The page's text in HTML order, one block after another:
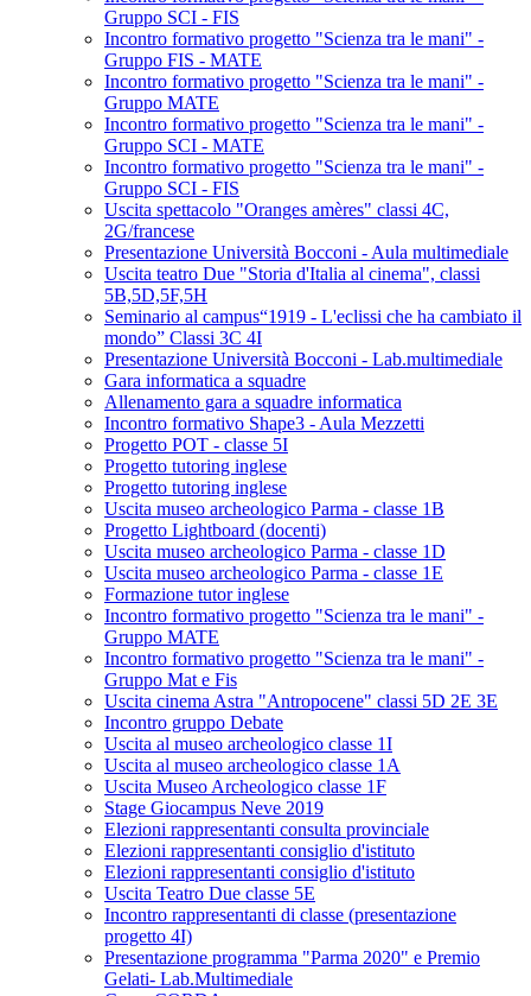
Gruppo SCI - FIS
Incontro formativo progetto "Scienza tra le mani" -
Gruppo FIS - MATE
Incontro formativo progetto "Scienza tra le mani" -
Gruppo MATE
Incontro formativo progetto "Scienza tra le mani" -
Gruppo SCI - MATE
Incontro formativo progetto "Scienza tra le mani" -
Gruppo SCI - FIS
Uscita spettacolo "Oranges amères" classi 4C,
2G/francese
Presentazione Università Bocconi - Aula multimediale
Uscita teatro Due "Storia d'Italia al cinema", classi
5B,5D,5F,5H
Seminario al campus“1919 - L'eclissi che ha cambiato il
mondo” Classi 3C 4I
Presentazione Università Bocconi - Lab.multimediale
Gara informatica a squadre
Allenamento gara a squadre informatica
Incontro formativo Shape3 - Aula Mezzetti
Progetto POT - classe 5I
Progetto tutoring inglese
Progetto tutoring inglese
Uscita museo archeologico Parma - classe 1B
Progetto Lightboard (docenti)
Uscita museo archeologico Parma - classe 1D
Uscita museo archeologico Parma - classe 1E
Formazione tutor inglese
Incontro formativo progetto "Scienza tra le mani" -
Gruppo MATE
Incontro formativo progetto "Scienza tra le mani" -
Gruppo Mat e Fis
Uscita cinema Astra "Antropocene" classi 5D 2E 3E
Incontro gruppo Debate
Uscita al museo archeologico classe 1I
Uscita al museo archeologico classe 1A
Uscita Museo Archeologico classe 1F
Stage Giocampus Neve 2019
Elezioni rappresentanti consulta provinciale
Elezioni rappresentanti consiglio d'istituto
Elezioni rappresentanti consiglio d'istituto
Uscita Teatro Due classe 5E
Incontro rappresentanti di classe (presentazione
progetto 4I)
Presentazione programma "Parma 2020" e Premio
Gelati- Lab.Multimediale